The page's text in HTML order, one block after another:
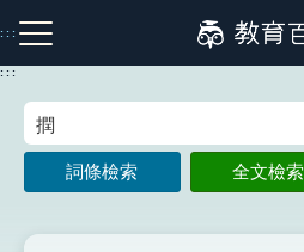
到
主
:::
注音索引圖示 筆畫索引圖
:::
詞條檢索 全文檢索